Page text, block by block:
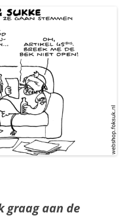
graag aan de